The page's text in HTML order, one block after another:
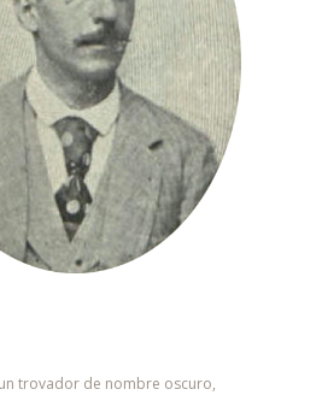
trovador de nombre oscuro,